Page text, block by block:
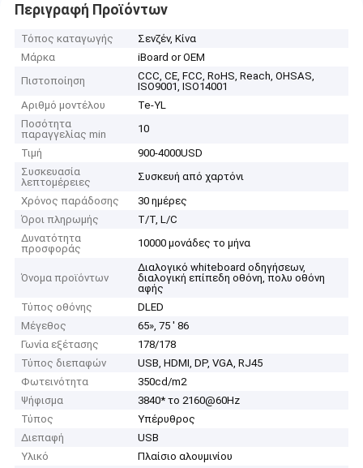
Περιγραφή Προϊόντων
Τόπος καταγωγής
Σενζέν, Κίνα
Μάρκα
iBoard or OEM
Πιστοποίηση
CCC, CE, FCC, RoHS, Reach, OHSAS,
ISO9001, ISO14001
Αριθμό μοντέλου
Te-YL
Ποσότητα
παραγγελίας min
10
Τιμή
900-4000USD
Συσκευασία
λεπτομέρειες
Συσκευή από χαρτόνι
Χρόνος παράδοσης
30 ημέρες
Όροι πληρωμής
T/T, L/C
Δυνατότητα
προσφοράς
10000 μονάδες το μήνα
Όνομα προϊόντων
Διαλογικό whiteboard οδηγήσεων,
διαλογική επίπεδη οθόνη, πολυ οθόνη
αφής
Τύπος οθόνης
DLED
Μέγεθος
65», 75 ' 86
Γωνία εξέτασης
178/178
Τύπος διεπαφών
USB, HDMI, DP, VGA, RJ45
Φωτεινότητα
350cd/m2
Ψήφισμα
3840* το 2160@60Hz
Τύπος
Υπέρυθρος
Διεπαφή
USB
Υλικό
Πλαίσιο αλουμινίου